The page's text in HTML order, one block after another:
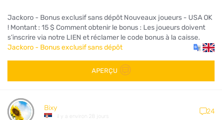
Jackoro - Bonus exclusif sans dépôt Nouveaux joueurs - USA OK
! Montant : 15 $ Comment obtenir le bonus : Les joueurs doivent
s’inscrire via notre LIEN et réclamer le code bonus à la caisse.
Jackoro - Bonus exclusif sans dépôt
APERÇU
Bixy
il y a environ 28 jours
24